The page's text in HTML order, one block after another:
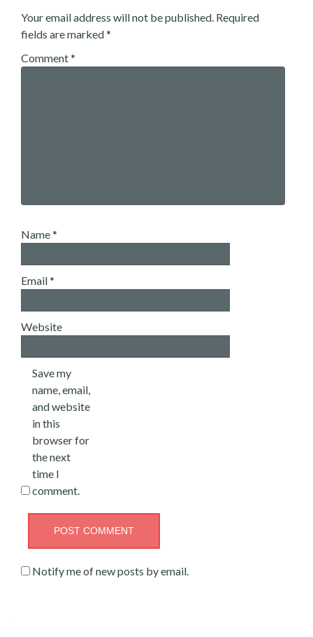
Your email address will not be published. Required
fields are marked*
Comment*
Name*
Email*
Website
Save my
name, email,
and website
in this
browser for
the next
time I
comment.
Notify me of new posts by email.